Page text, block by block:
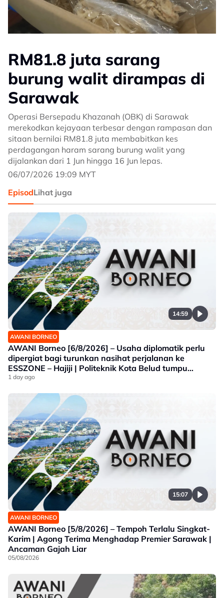
RM81.8 juta sarang
burung walit dirampas di
Sarawak
Operasi Bersepadu Khazanah (OBK) di Sarawak
merekodkan kejayaan terbesar dengan rampasan dan
sitaan bernilai RM81.8 juta membabitkan kes
perdagangan haram sarang burung walit yang
dijalankan dari 1 Jun hingga 16 Jun lepas.
06/07/2026 19:09 MYT
EpisodLihat juga
14:59
AWANI BORNEO
AWANI Borneo [6/8/2026] – Usaha diplomatik perlu
dipergiat bagi turunkan nasihat perjalanan ke
ESSZONE – Hajiji | Politeknik Kota Belud tumpu
bidang selaras keperluan industri Sabah |
produk tempatan
1 day ago
15:07
AWANI BORNEO
AWANI Borneo [5/8/2026] – Tempoh Terlalu Singkat-
Karim | Agong Terima Menghadap Premier Sarawak |
Ancaman Gajah Liar
05/08/2026